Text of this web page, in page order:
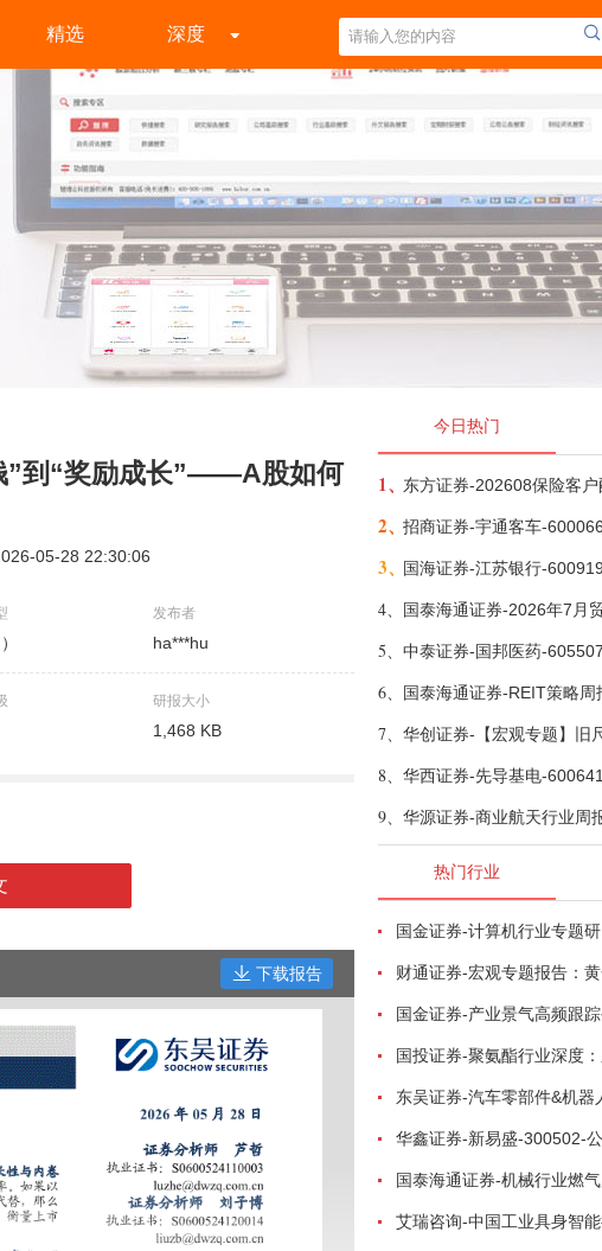
精选 深度
”到“奖励成长”——A股如何
05-28 22:30:06
发布者
ha***hu
研报大小
1,468 KB
下载报告
今日热门
1、
2、
3、
4、
5、
6、
7、
8、
9、
热门行业